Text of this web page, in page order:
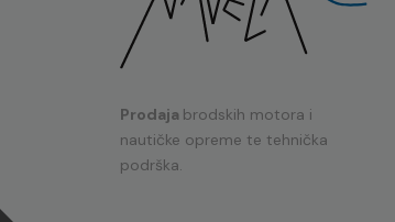
Prodaja brodskih motora i
nautičke opreme te tehnička
podrška.